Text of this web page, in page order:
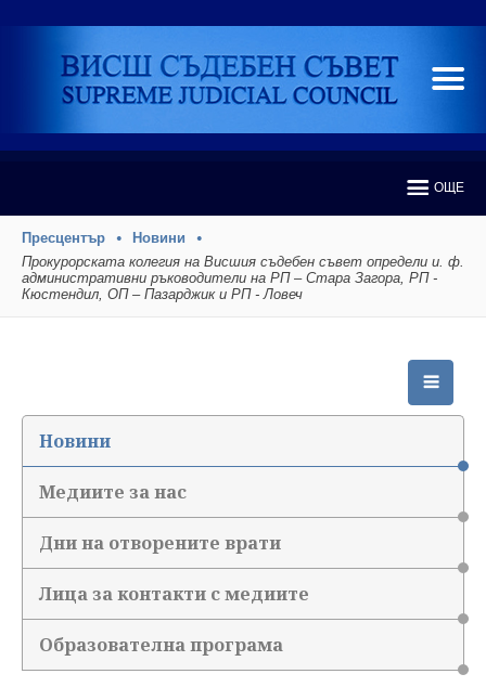
ОЩЕ
Пресцентър
Новини
Прокурорската колегия на Висшия съдебен съвет определи и. ф.
административни ръководители на РП – Стара Загора, РП -
Кюстендил, ОП – Пазарджик и РП - Ловеч
Новини
Медиите за нас
Дни на отворените врати
Лица за контакти с медиите
Образователна програма